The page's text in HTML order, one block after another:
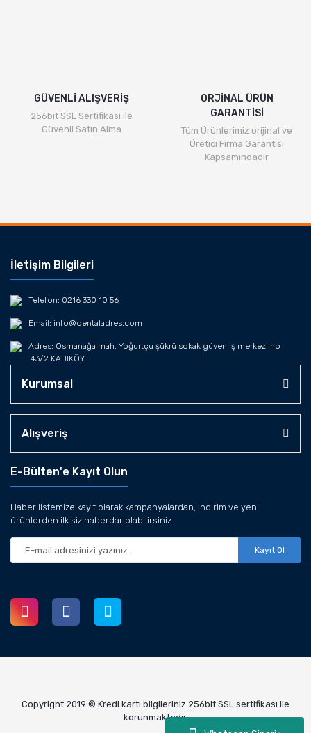
GÜVENLİ ALIŞVERİŞ
256bit SSL Sertifikası ile
Güvenli Satın Alma
ORJİNAL ÜRÜN
GARANTİSİ
Tüm Ürünlerimiz orijinal ve
Üretici Firma Garantisi
Kapsamındadır
İletişim Bilgileri
Telefon: 0216 330 10 56
Email: info@dentaladres.com
Adres: Osmanağa mah. Yoğurtçu şükrü sokak güven iş merkezi no
:43/2 KADIKÖY
Kurumsal
Alışveriş
E-Bülten'e Kayıt Olun
Haber listemize kayıt olarak kampanyalardan, indirim ve yeni
ürünlerden ilk siz haberdar olabilirsiniz.
Kayıt Ol
Copyright 2019 © Kredi kartı bilgileriniz 256bit SSL sertifikası ile
korunmaktadır.